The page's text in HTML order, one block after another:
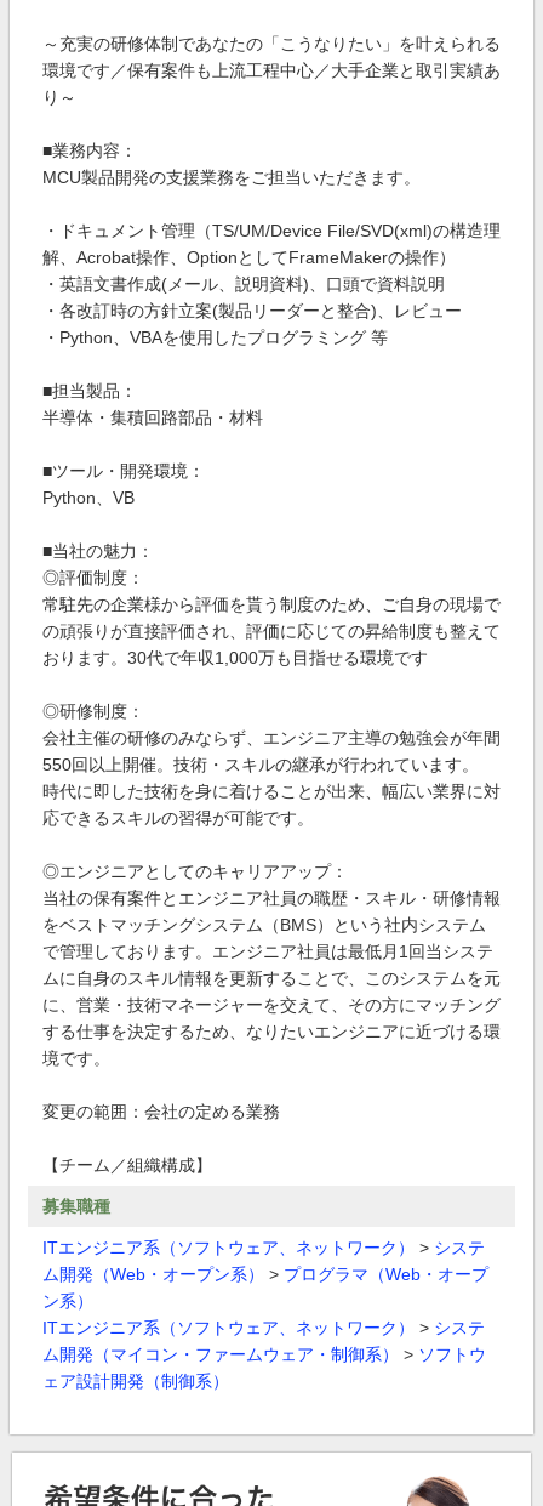
～充実の研修体制であなたの「こうなりたい」を叶えられる
環境です／保有案件も上流工程中心／大手企業と取引実績あ
り～
■業務内容：
MCU製品開発の支援業務をご担当いただきます。
・ドキュメント管理（TS/UM/Device File/SVD(xml)の構造理
解、Acrobat操作、OptionとしてFrameMakerの操作）
・英語文書作成(メール、説明資料)、口頭で資料説明
・各改訂時の方針立案(製品リーダーと整合)、レビュー
・Python、VBAを使用したプログラミング 等
■担当製品：
半導体・集積回路部品・材料
■ツール・開発環境：
Python、VB
■当社の魅力：
◎評価制度：
常駐先の企業様から評価を貰う制度のため、ご自身の現場で
の頑張りが直接評価され、評価に応じての昇給制度も整えて
おります。30代で年収1,000万も目指せる環境です
◎研修制度：
会社主催の研修のみならず、エンジニア主導の勉強会が年間
550回以上開催。技術・スキルの継承が行われています。
時代に即した技術を身に着けることが出来、幅広い業界に対
応できるスキルの習得が可能です。
◎エンジニアとしてのキャリアアップ：
当社の保有案件とエンジニア社員の職歴・スキル・研修情報
をベストマッチングシステム（BMS）という社内システム
で管理しております。エンジニア社員は最低月1回当システ
ムに自身のスキル情報を更新することで、このシステムを元
に、営業・技術マネージャーを交えて、その方にマッチング
する仕事を決定するため、なりたいエンジニアに近づける環
境です。
変更の範囲：会社の定める業務
【チーム／組織構成】
募集職種
ITエンジニア系（ソフトウェア、ネットワーク） > システ
ム開発（Web・オープン系）
> プログラマ（Web・オープ
ン系）
ITエンジニア系（ソフトウェア、ネットワーク）
> システ
ム開発（マイコン・ファームウェア・制御系）
> ソフトウ
ェア設計開発（制御系）